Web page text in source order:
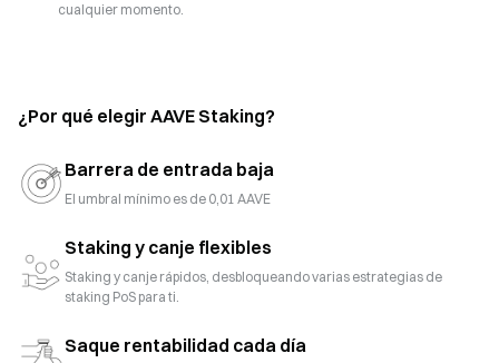
cualquier momento.
¿Por qué elegir AAVE Staking?
Barrera de entrada baja
El umbral mínimo es de 0,01 AAVE
Staking y canje flexibles
Staking y canje rápidos, desbloqueando varias estrategias de
staking PoS para ti.
Saque rentabilidad cada día